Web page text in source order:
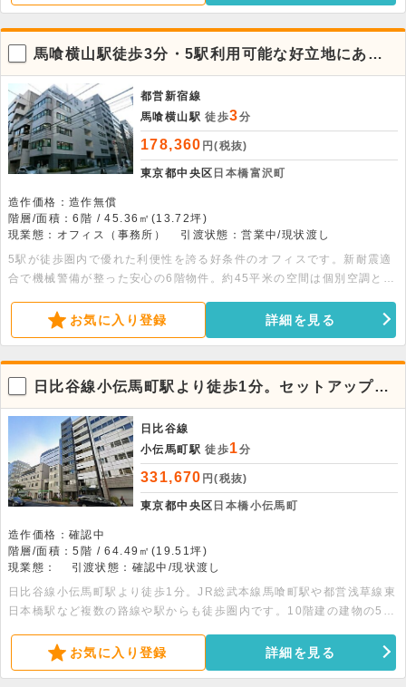
馬喰横山駅徒歩3分・5駅利用可能な好立地にある6
階オフィス
都営新宿線
馬喰横山駅 徒歩3分
178,360 円(税抜)
東京都中央区 日本橋富沢町
造作価格：造作無償
階層/面積：6階 / 45.36㎡(13.72坪)
現業態：オフィス（事務所）
引渡状態：営業中/現状渡し
5駅が徒歩圏内で優れた利便性を誇る好条件のオフィスです。新耐震適
合で機械警備が整った安心の6階物件。約45平米の空間は個別空調と専
合わせください。お気に入り登録 詳細を見る
日比谷線小伝馬町駅より徒歩1分。セットアップオ
フィス物件
日比谷線
小伝馬町駅 徒歩1分
331,670 円(税抜)
東京都中央区 日本橋小伝馬町
造作価格：確認中
階層/面積：5階 / 64.49㎡(19.51坪)
現業態：
引渡状態：確認中/現状渡し
日比谷線小伝馬町駅より徒歩1分。JR総武本線馬喰町駅や都営浅草線東
日本橋駅など複数の路線や駅からも徒歩圏内です。10階建の建物の5階
お気に入り登録 詳細を見る